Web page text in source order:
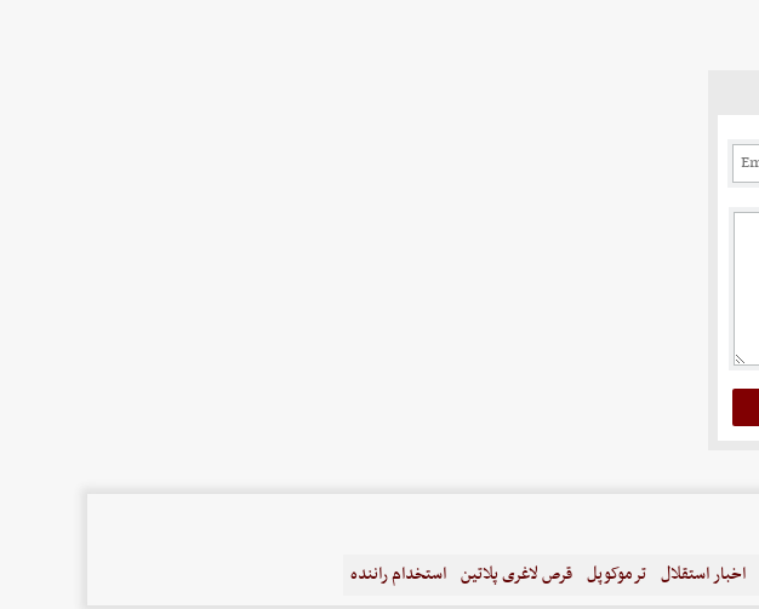
اخبار استقلال ترموکوپل قرص لاغری پلاتین استخدام راننده